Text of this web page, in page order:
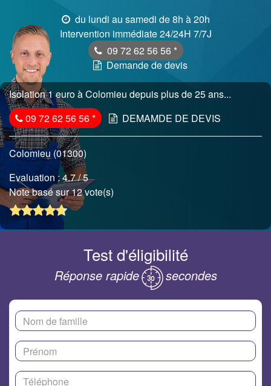
du lundi au samedi de 8h à 20h
Intervention immédiate 24/24H 7/7J
09 72 62 56 56 *
Demande de devis
Isolation 1 euro à Colomieu depuis plus de 25 ans...
09 72 62 56 56* DEMAMDE DE DEVIS
Colomieu (01300)
Evaluation :4.7/ 5
Note basé sur 12 vote(s)
Test d'éligibilité
Réponse rapide secondes